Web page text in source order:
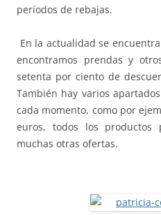
períodos de rebajas.
En la actualidad se
encontramos prendas y
setenta por ciento de
También hay varios
cada momento, como por
euros, todos los
muchas otras ofertas.